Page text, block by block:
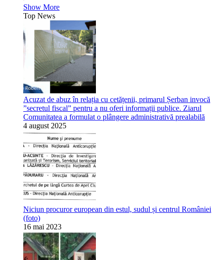
Show More
Top News
Acuzat de abuz în relația cu cetățenii, primarul Șerban invocă
”secretul fiscal” pentru a nu oferi informații publice. Ziarul
Comunitatea a formulat o plângere administrativă prealabilă
4 august 2025
Niciun procuror european din estul, sudul și centrul României
(foto)
16 mai 2023